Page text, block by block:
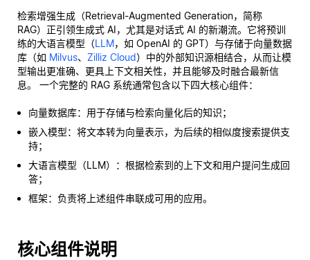
检索增强生成（Retrieval-Augmented Generation，简称
RAG）正引领生成式 AI，尤其是对话式 AI 的新潮流。它将预训
练的大语言模型（LLM，如 OpenAI 的 GPT）与存储于向量数据
库（如 Milvus、 Zilliz Cloud）中的外部知识源相结合，从而让模
型输出更准确、更具上下文相关性，并且能够及时融合最新信
息。 一个完整的 RAG 系统通常包含以下四大核心组件：
向量数据库：用于存储与检索向量化后的知识；
嵌入模型：将文本转为向量表示，为后续的相似度搜索提供支
持；
大语言模型（LLM）：根据检索到的上下文和用户提问生成回
答；
框架：负责将上述组件串联成可用的应用。
核心组件说明